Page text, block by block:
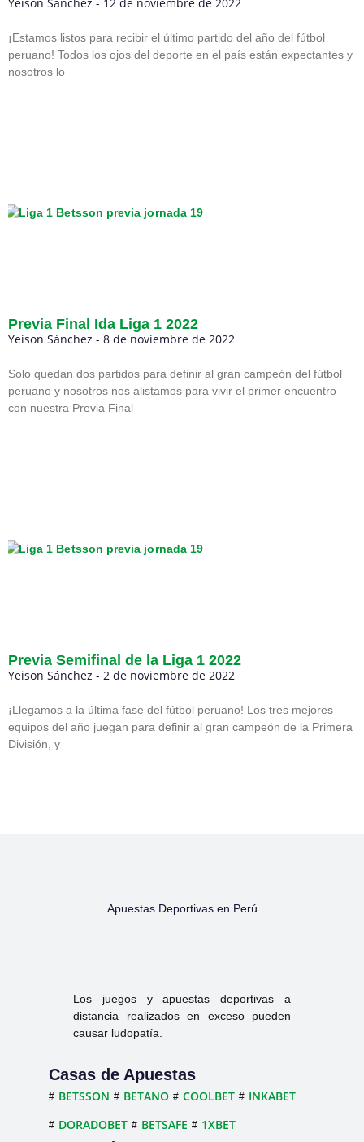
¡Estamos listos para recibir el último partido del año del fútbol
peruano! Todos los ojos del deporte en el país están expectantes y
nosotros lo
Previa Final Ida Liga 1 2022
Yeison Sánchez 8 de noviembre de 2022
Solo quedan dos partidos para definir al gran campeón del fútbol
peruano y nosotros nos alistamos para vivir el primer encuentro
con nuestra Previa Final
Previa Semifinal de la Liga 1 2022
Yeison Sánchez 2 de noviembre de 2022
¡Llegamos a la última fase del fútbol peruano! Los tres mejores
equipos del año juegan para definir al gran campeón de la Primera
División, y
Apuestas Deportivas en Perú
Los juegos y apuestas deportivas a
distancia realizados en exceso pueden
causar ludopatía.
Casas de Apuestas
BETSSON BETANO COOLBET
INKABET
DORADOBET
BETSAFE 1XBET